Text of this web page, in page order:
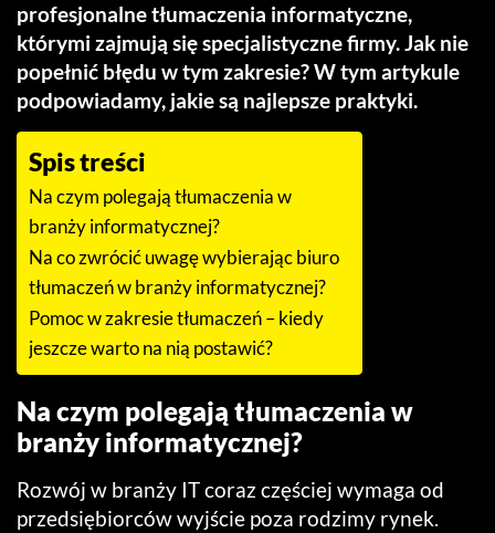
profesjonalne tłumaczenia informatyczne,
którymi zajmują się specjalistyczne firmy. Jak nie
popełnić błędu w tym zakresie? W tym artykule
podpowiadamy, jakie są najlepsze praktyki.
Spis treści
Na czym polegają tłumaczenia w
branży informatycznej?
Na co zwrócić uwagę wybierając biuro
tłumaczeń w branży informatycznej?
Pomoc w zakresie tłumaczeń – kiedy
jeszcze warto na nią postawić?
Na czym polegają tłumaczenia w
branży informatycznej?
Rozwój w branży IT coraz częściej wymaga od
przedsiębiorców wyjście poza rodzimy rynek.